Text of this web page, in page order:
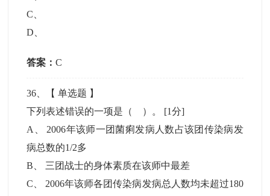
C
D
答案：C
36 、【单选题 】
下列表述错误的一项是（ ）。 [1分]
A
2006年该师一团菌痢发病人数占该团传染病发
病总数的1/2多
B
三团战士的身体素质在该师中最差
C
2006年该师各团传染病发病总人数均未超过180